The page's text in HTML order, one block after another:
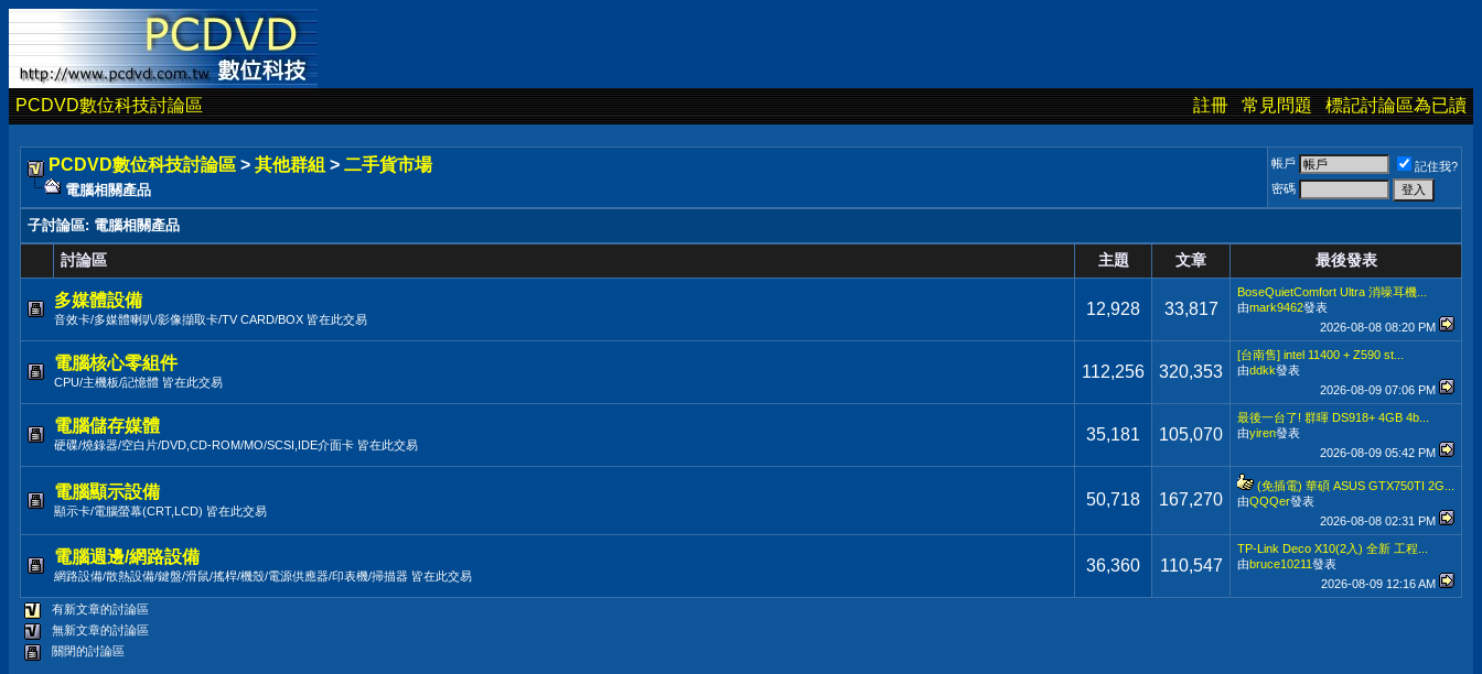
PCDVD數位科技討論區 註冊 常見問題 標記討論區為已讀
PCDVD數位科技討論區 > 其他群組 > 二手貨市場
電腦相關產品
帳戶
記住我?
密碼
子討論區: 電腦相關產品
討論區 主題 文章 最後發表
多媒體設備
音效卡/多媒體喇叭/影像擷取卡/TV CARD/BOX 皆在此交易
12,928 33,817
BoseQuietComfort Ultra 消噪耳機...
由mark9462發表
2026-08-08 08:20 PM
電腦核心零組件
CPU/主機板/記憶體 皆在此交易
112,256 320,353
[台南售] intel 11400 + Z590 st...
由ddkk發表
2026-08-09 07:06 PM
電腦儲存媒體
硬碟/燒錄器/空白片/DVD,CD-ROM/MO/SCSI,IDE介面卡 皆在此交易
35,181 105,070
最後一台了! 群暉 DS918+ 4GB 4b...
由yiren發表
2026-08-09 05:42 PM
電腦顯示設備
顯示卡/電腦螢幕(CRT,LCD) 皆在此交易
50,718 167,270
(免插電) 華碩 ASUS GTX750TI 2G...
由QQQer發表
2026-08-08 02:31 PM
電腦週邊/網路設備
網路設備/散熱設備/鍵盤/滑鼠/搖桿/機殼/電源供應器/印表機/掃描器 皆在此交易
36,360 110,547
TP-Link Deco X10(2入) 全新 工程...
由bruce10211發表
2026-08-09 12:16 AM
有新文章的討論區
無新文章的討論區
關閉的討論區